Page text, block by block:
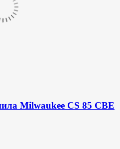
Milwaukee CS 85 CBE